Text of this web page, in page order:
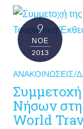
9
ΝΟΈ
2013
ΑΝΑΚΟΙΝΏΣΕΙΣ/
Συμμετοχή
Νήσων στη
World